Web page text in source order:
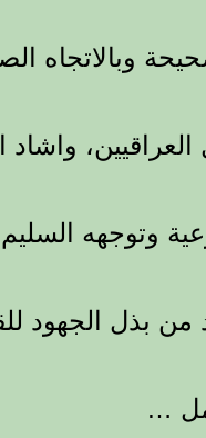
وبالاتجاه
واشاد
وتوجهه
من بذل الجهود
…